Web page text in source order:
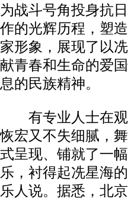
为战斗号角投身抗
作的光辉历程，塑
家形象，展现了以
献青春和生命的爱
息的民族精神。
有专业人士在观
恢宏又不失细腻，
式呈现、铺就了一
乐，衬得起冼星海
乐人说。据悉，北